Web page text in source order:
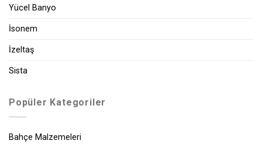
Yücel Banyo
İsonem
İzeltaş
Sista
Popüler Kategoriler
Bahçe Malzemeleri